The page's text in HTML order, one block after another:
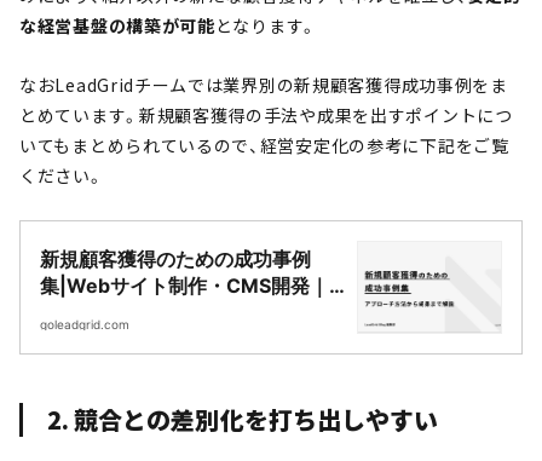
な経営基盤の構築が可能となります。
なおLeadGridチームでは業界別の新規顧客獲得成功事例をま
とめています。新規顧客獲得の手法や成果を出すポイントにつ
いてもまとめられているので、経営安定化の参考に下記をご覧
ください。
新規顧客獲得のための成功事例
集|Webサイト制作・CMS開発｜
goleadgrid.com
2. 競合との差別化を打ち出しやすい